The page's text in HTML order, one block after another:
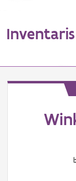
Inventaris
Erfgoedobject